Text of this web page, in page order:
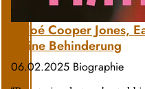
Chloé Cooper Jones,
meine Behinderung
06.02.2025 Biographie